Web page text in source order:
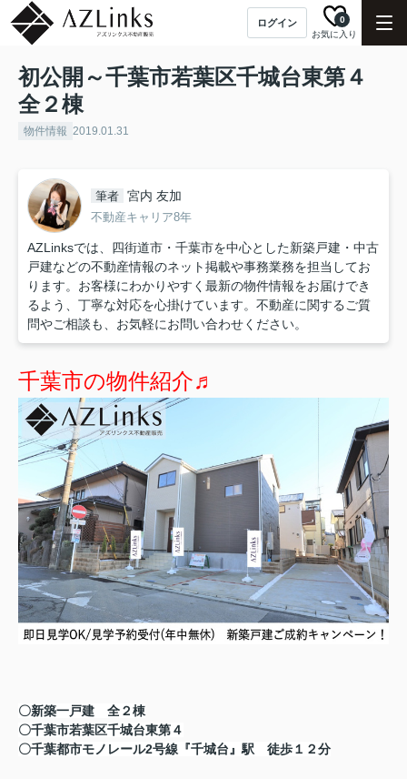
ログイン
お気に入り
0
初公開～千葉市若葉区千城台東第４
全２棟
物件情報 2019.01.31
筆者 宮内 友加
不動産キャリア8年
AZLinksでは、四街道市・千葉市を中心とした新築戸建・中古
戸建などの不動産情報のネット掲載や事務業務を担当してお
ります。お客様にわかりやすく最新の物件情報をお届けでき
るよう、丁寧な対応を心掛けています。不動産に関するご質
問やご相談も、お気軽にお問い合わせください。
千葉市の物件紹介♬
〇新築一戸建 全２棟
〇千葉市若葉区千城台東第４
〇千葉都市モノレール2号線『千城台』駅 徒歩１２分